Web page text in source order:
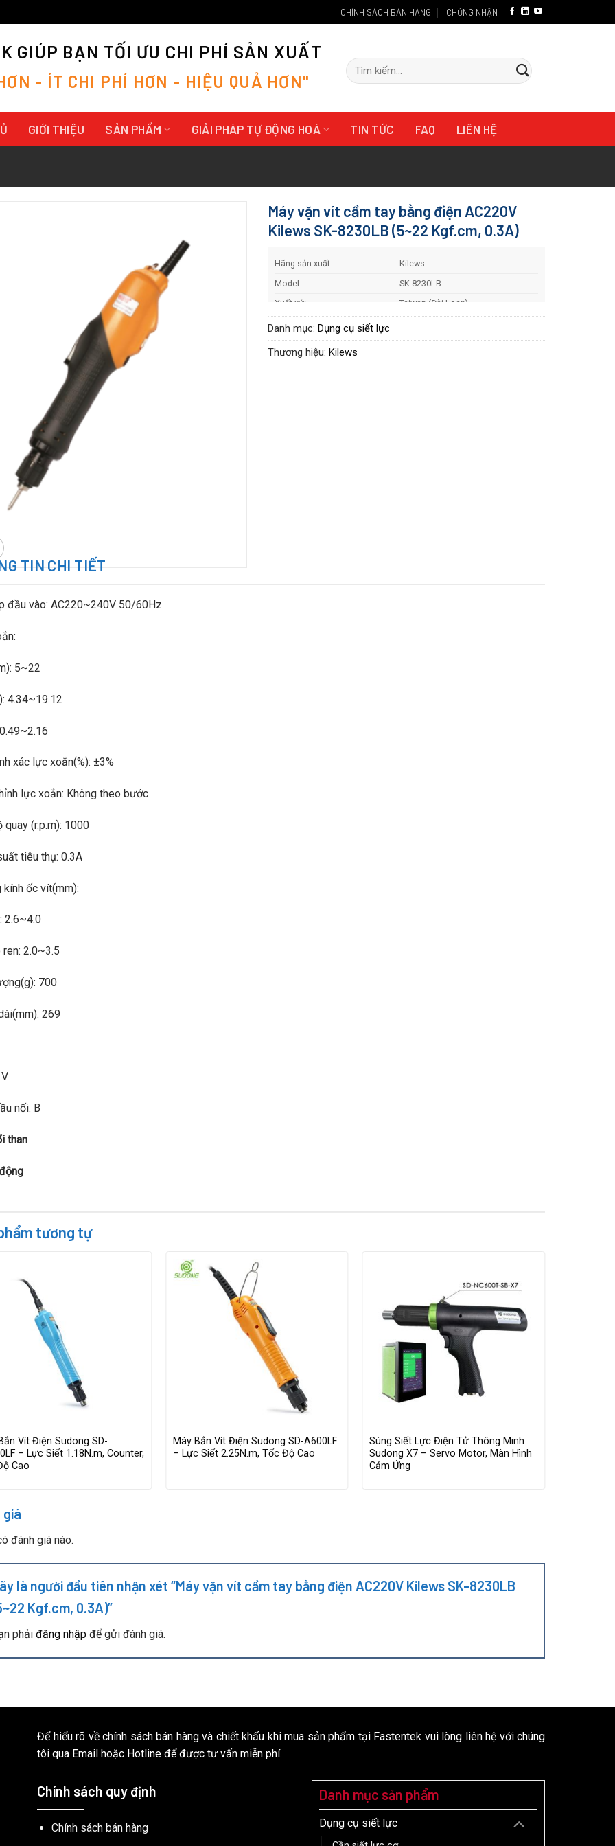
CHÍNH SÁCH BÁN HÀNG CHỨNG NHẬN
GIÚP BẠN TỐI ƯU CHI PHÍ SẢN XUẤT
ƠN - ÍT CHI PHÍ HƠN - HIỆU QUẢ HƠN"
Tìm
kiếm:
GIỚI THIỆU SẢN PHẨM GIẢI PHÁP TỰ ĐỘNG HOÁ TIN TỨC FAQ LIÊN HỆ
Máy vặn vít cầm tay bằng điện AC220V
Kilews SK-8230LB (5~22 Kgf.cm, 0.3A)
Hãng sản xuất:
Kilews
Model:
SK-8230LB
Xuất xứ:
Taiwan (Đài Loan)
Bảo hành:
Danh mục: Dụng cụ siết lực
Thương hiệu: Kilews
TIN CHI TIẾT
đầu vào: AC220~240V 50/60Hz
5~22
4.34~19.12
xác lực xoắn(%): ±3%
lực xoắn: Không theo bước
quay (r.p.m): 1000
tiêu thụ: 0.3A
ốc vít(mm):
2.6~4.0
2.0~3.5
700
269
nối: B
than
tương tự
Vít Điện Sudong SD-
– Lực Siết 1.18N.m, Counter,
Cao
Máy Bắn Vít Điện Sudong SD-A600LF
– Lực Siết 2.25N.m, Tốc Độ Cao
Súng Siết Lực Điện Tử Thông Minh
Sudong X7 – Servo Motor, Màn Hình
Cảm Ứng
đánh giá nào.
là người đầu tiên nhận xét “Máy vặn vít cầm tay bằng điện AC220V Kilews SK-8230LB
Kgf.cm, 0.3A)”
phải đăng nhập để gửi đánh giá.
Để hiểu rõ về chính sách bán hàng và chiết khấu khi mua sản phẩm tại Fastentek vui lòng liên hệ với chúng
tôi qua Email hoặc Hotline để được tư vấn miễn phí.
Chính sách quy định
Chính sách bán hàng
Danh mục sản phẩm
Dụng cụ siết lực